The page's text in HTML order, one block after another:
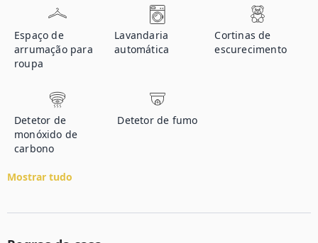
Espaço de
arrumação para
roupa
Lavandaria
automática
Cortinas de
escurecimento
Detetor de
monóxido de
carbono
Detetor de fumo
Mostrar tudo